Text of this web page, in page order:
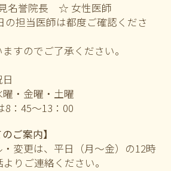
名誉院長 ☆ 女性医師
担当医師は都度ご確認くださ
すのでご了承ください。
・金曜・土曜
8：45～13：00
ご案内】
変更は、平日（月～金）の12時
りご連絡ください。